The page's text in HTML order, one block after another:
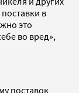
в
это
во вред»,
поставок